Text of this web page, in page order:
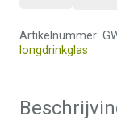
aantal
Artikelnummer:
longdrinkglas